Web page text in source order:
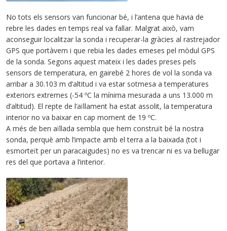
No tots els sensors van funcionar bé, i l’antena que havia de
rebre les dades en temps real va fallar. Malgrat això, vam
aconseguir localitzar la sonda i recuperar-la gràcies al rastrejador
GPS que portàvem i que rebia les dades emeses pel mòdul GPS
de la sonda. Segons aquest mateix i les dades preses pels
sensors de temperatura, en gairebé 2 hores de vol la sonda va
arribar a 30.103 m d’altitud i va estar sotmesa a temperatures
exteriors extremes (-54 ºC la mínima mesurada a uns 13.000 m
d’altitud). El repte de l’aïllament ha estat assolit, la temperatura
interior no va baixar en cap moment de 19 ºC.
A més de ben aïllada sembla que hem construït bé la nostra
sonda, perquè amb l’impacte amb el terra a la baixada (tot i
esmorteït per un paracaigudes) no es va trencar ni es va bellugar
res del que portava a l’interior.